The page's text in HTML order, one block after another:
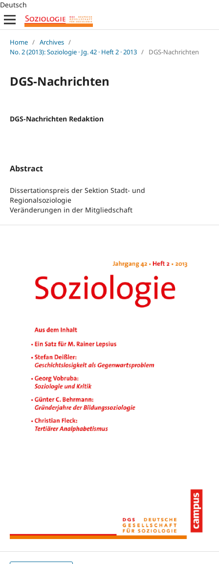
Deutsch
Home / Archives /
No. 2 (2013): Soziologie · Jg. 42 · Heft 2 · 2013 / DGS-Nachrichten
DGS-Nachrichten
DGS-Nachrichten Redaktion
Abstract
Dissertationspreis der Sektion Stadt- und
Regionalsoziologie
Veränderungen in der Mitgliedschaft